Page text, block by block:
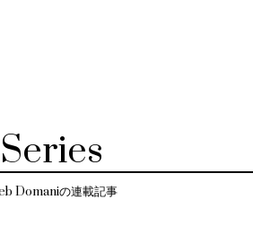
Series
Domaniの連載記事